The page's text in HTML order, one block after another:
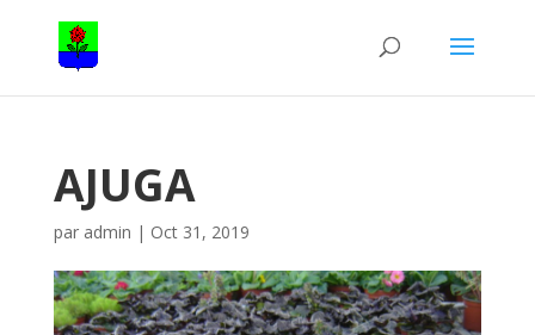
AJUGA
par admin | Oct 31, 2019